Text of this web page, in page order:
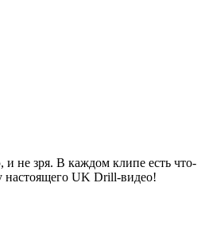
не зря. В каждом клипе есть что-
настоящего UK Drill-видео!